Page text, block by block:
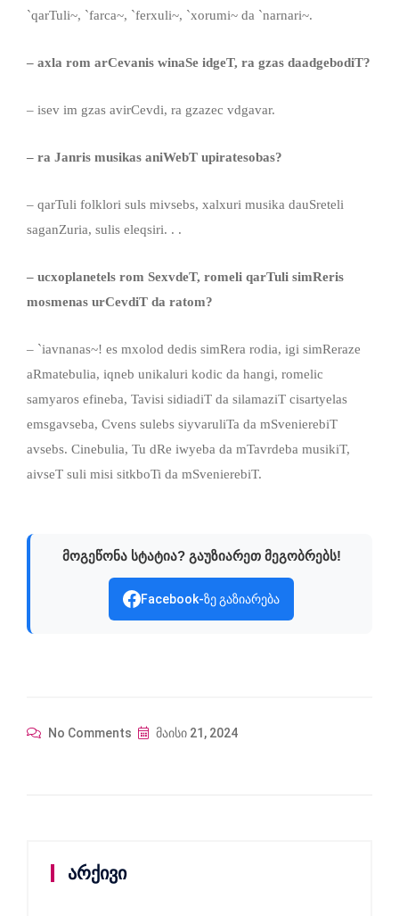
`qarTuli~, `farca~, `ferxuli~, `xorumi~ da `narnari~.
– axla rom arCevanis winaSe idgeT, ra gzas daadgebodiT?
– isev im gzas avirCevdi, ra gzazec vdgavar.
– ra Janris musikas aniWebT upiratesobas?
– qarTuli folklori suls mivsebs, xalxuri musika dauSreteli
saganZuria, sulis eleqsiri. . .
– ucxoplanetels rom SexvdeT, romeli qarTuli simReris
mosmenas urCevdiT da ratom?
– `iavnanas~! es mxolod dedis simRera rodia, igi simReraze
aRmatebulia, iqneb unikaluri kodic da hangi, romelic
samyaros efineba, Tavisi sidiadiT da silamaziT cisartyelas
emsgavseba, Cvens sulebs siyvaruliTa da mSvenierebiT
avsebs. Cinebulia, Tu dRe iwyeba da mTavrdeba musikiT,
aivseT suli misi sitkboTi da mSvenierebiT.
მოგეწონა სტატია? გაუზიარეთ მეგობრებს!
Facebook-ზე გაზიარება
No Comments მაისი 21, 2024
არქივი